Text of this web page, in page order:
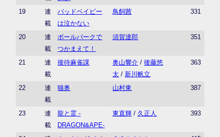
19
連
載
バッドベイビー
は泣かない
鳥飼茜 331
20
連
載
ボールパークで
つかまえて！
須賀達郎 351
21
連
載
接待麻雀課 奥山響介 /後藤悠
太 / 新川帆立
363
22
連
載
猫奥 山村東 387
23
連
載
龍と霊 -
DRAGON&APE-
東直輝 / 久正人 393